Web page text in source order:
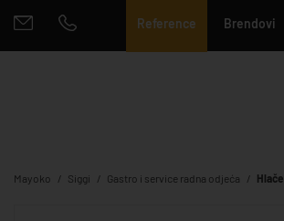
Reference Brendovi
Mayoko Siggi Gastro i service radna odjeća Hlače